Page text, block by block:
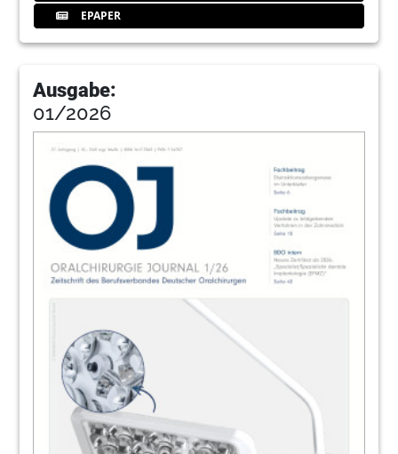
Conradmasterkurs
58 Esseimpressum
EPAPER
Ausgabe:
01/2026